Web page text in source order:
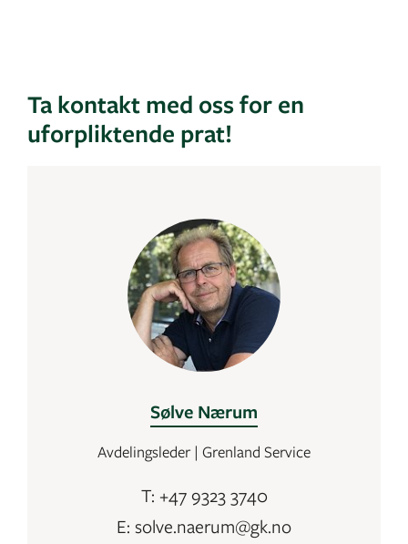
Ta kontakt med oss for en
uforpliktende prat!
Sølve Nærum
Avdelingsleder | Grenland Service
T: +47 9323 3740
E: solve.naerum@gk.no